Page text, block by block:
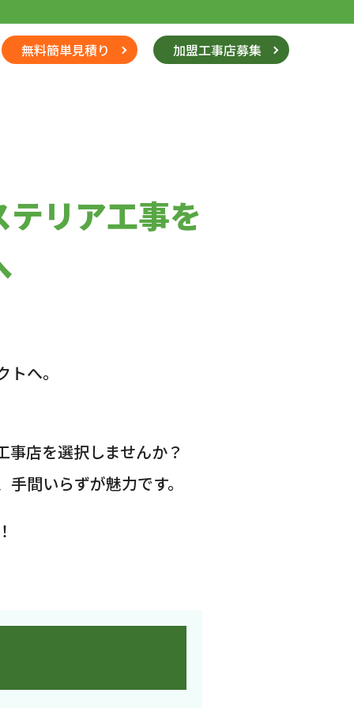
無料簡単見積り 加盟工事店募集
リア工事を
へ。
店を選択しませんか？
間いらずが魅力です。